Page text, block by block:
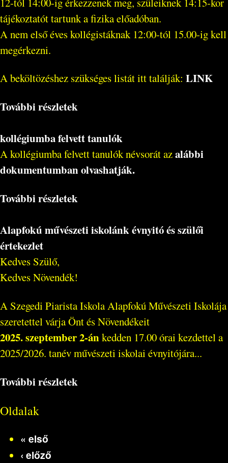
tájékoztatót tartunk a fizika előadóban.
A nem első éves kollégistáknak 12:00-tól 15.00-ig kell
megérkezni.
A beköltözéshez szükséges listát itt találják: LINK
További részletek
kollégiumba felvett tanulók
A kollégiumba felvett tanulók névsorát azalábbi
dokumentumban olvashatják.
További részletek
Alapfokú művészeti iskolánk évnyitó és szülői
értekezlet
Kedves Szülő,
Kedves Növendék!
A Szegedi Piarista Iskola Alapfokú Művészeti Iskolája
szeretettel várja Önt és Növendékeit
2025. szeptember 2-ánkedden 17.00 órai kezdettel a
2025/2026. tanév művészeti iskolai évnyitójára...
További részletek
Oldalak
« első
‹ előző